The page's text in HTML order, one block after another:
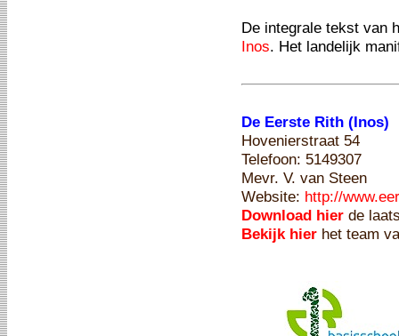
De integrale tekst van
Inos. Het landelijk
De Eerste Rith (Inos)
Hovenierstraat 54
Telefoon: 5149307
Mevr. V. van Steen
Website: http://
Download hier de
Bekijk hier het team